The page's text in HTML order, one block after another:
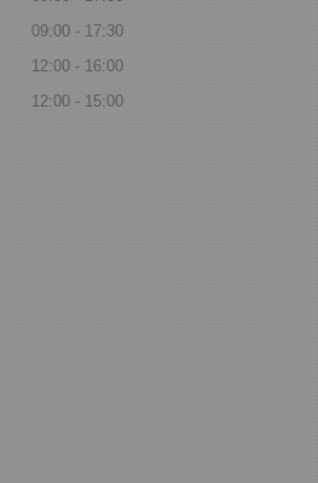
09:00
17:30
12:00
16:00
12:00 15:00